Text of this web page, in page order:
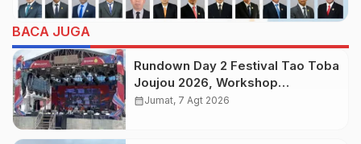
BACA JUGA
Rundown Day 2 Festival Tao Toba
Joujou 2026, Workshop
Pengembangan UMKM
calendar_monthJumat, 7 Agt 2026